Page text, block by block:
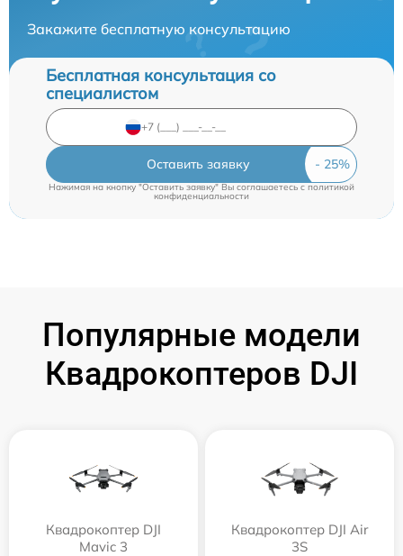
Закажите бесплатную консультацию
Бесплатная консультация со
специалистом
Оставить заявку
Нажимая на кнопку "Оставить заявку" Вы соглашаетесь cполитикой
конфиденциальности
Популярные модели
Квадрокоптеров DJI
Квадрокоптер DJI
Mavic 3
Квадрокоптер DJI Air
3S